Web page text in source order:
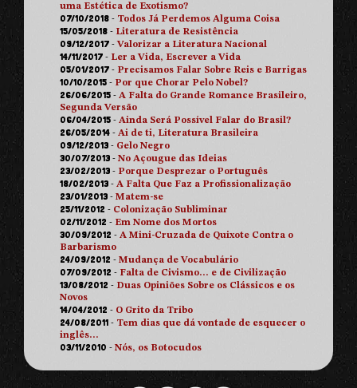
uma Estética de Exotismo?
07/10/2018 - Todos Já Perdemos Alguma Coisa
15/05/2018 - Literatura de Resistência
09/12/2017 -Valorizar a Literatura Nacional
14/11/2017 - Ler a Vida, Escrever a Vida
05/01/2017 - Precisamos Falar Sobre Reis e Barrigas
10/10/2015 - Por que Chorar Pelo Nobel?
26/06/2015 -A Falta do Grande Romance Brasileiro,
Segunda Versão
06/04/2015 -Ainda Será Possível Falar do Brasil?
26/05/2014 -Ai de ti, Literatura Brasileira
09/12/2013 - Gelo Negro
30/07/2013 -No Açougue das Ideias
23/02/2013 - Porque Desprezar o Português
18/02/2013 -A Falta Que Faz a Profissionalização
23/01/2013 -Matem-se
25/11/2012 - Colonização Subliminar
02/11/2012 - Em Nome dos Mortos
30/09/2012 -A Mini-Cruzada de Quixote Contra o
Barbarismo
24/09/2012 -Mudança de Vocabulário
07/09/2012 - Falta de Civismo… e de Civilização
13/08/2012 - Duas Opiniões Sobre os Clássicos e os
Novos
14/04/2012 - O Grito da Tribo
24/08/2011 - Tem dias que dá vontade de esquecer o
inglês…
03/11/2010 -Nós, os Botocudos